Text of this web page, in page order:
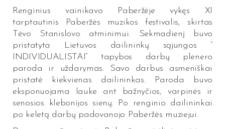
Renginius vainikavo Paberžėje vykęs XI
tarptautinis Paberžės muzikos festivalis, skirtas
Tėvo Stanislovo atminimui. Sekmadienį buvo
pristatyta Lietuvos dailininkų sąjungos ”
INDIVIDUALISTAI” tapybos darbų plenero
paroda ir uždarymas. Savo darbus asmeniškai
pristatė kiekvienas dailininkas. Paroda buvo
eksponuojama lauke ant bažnyčios, varpinės ir
senosios klebonijos sienų. Po renginio dailininkai
po keletą darbų padovanojo Paberžės muziejui.